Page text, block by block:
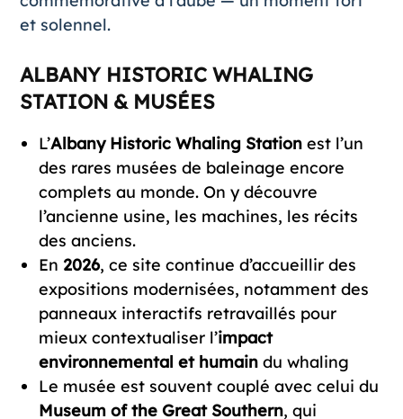
et solennel.
ALBANY HISTORIC WHALING
STATION & MUSÉES
L’Albany Historic Whaling Stationest l’un
des rares musées de baleinage encore
complets au monde. On y découvre
l’ancienne usine, les machines, les récits
des anciens.
En 2026, ce site continue d’accueillir des
expositions modernisées, notamment des
panneaux interactifs retravaillés pour
mieux contextualiser l’impact
environnemental et humaindu whaling
Le musée est souvent couplé avec celui du
Museum of the Great Southern, qui